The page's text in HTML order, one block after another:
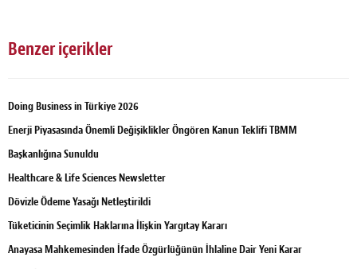
Benzer içerikler
Doing Business in Türkiye 2026
Enerji Piyasasında Önemli Değişiklikler Öngören Kanun Teklifi TBMM
Başkanlığına Sunuldu
Healthcare & Life Sciences Newsletter
Dövizle Ödeme Yasağı Netleştirildi
Tüketicinin Seçimlik Haklarına İlişkin Yargıtay Kararı
Anayasa Mahkemesinden İfade Özgürlüğünün İhlaline Dair Yeni Karar